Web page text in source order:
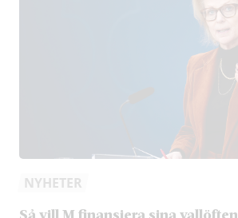
NYHETER
Så vill M finansiera sina vallöften